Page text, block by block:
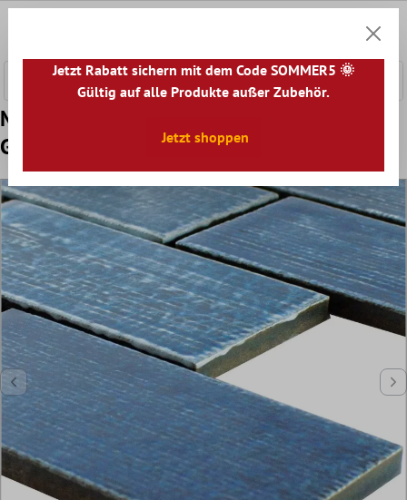
Muster von Keramik Mosaikfliese Bangor
Glänzend Türkis Rechteck
Jetzt Rabatt sichern mit dem Code SOMMER5 🌞
Gültig auf alle Produkte außer Zubehör.
Jetzt shoppen